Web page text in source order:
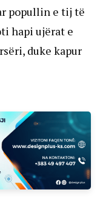
popullin e tij të
hapi ujërat e
duke kapur